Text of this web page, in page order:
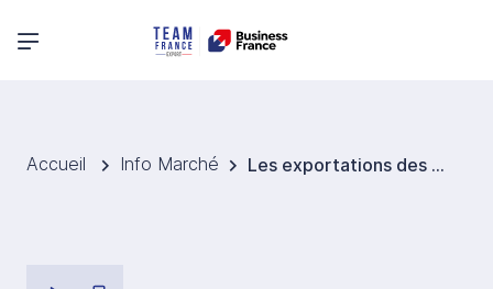
Menu principal
Accueil Info Marché Les exportations des TIC coréennes atteignent un niveau record en 2025